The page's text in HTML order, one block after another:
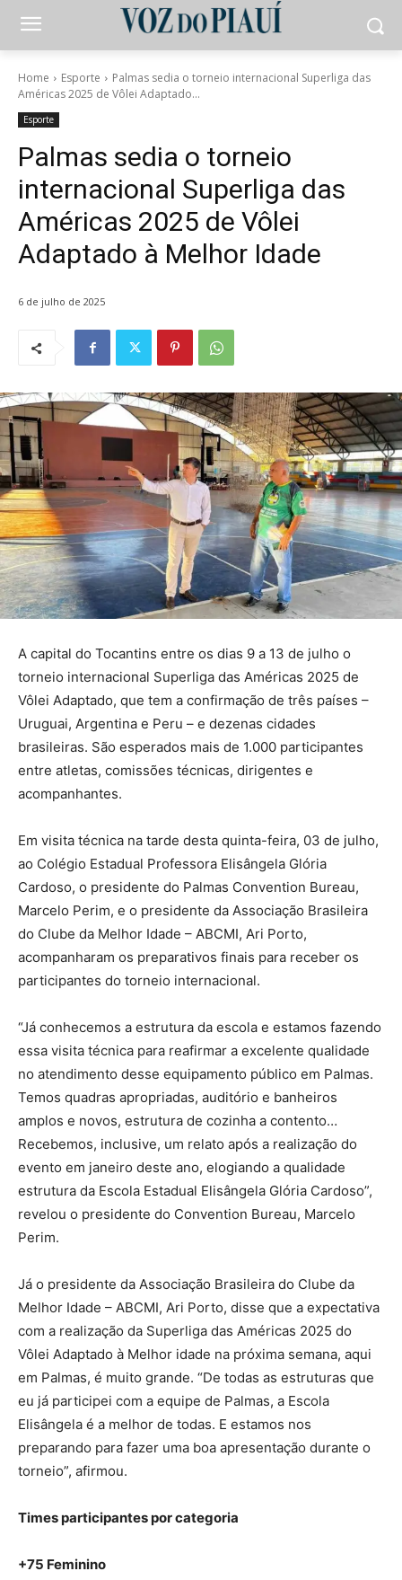
Home Esporte
Palmas sedia o torneio internacional Superliga das
Américas 2025 de Vôlei Adaptado...
Esporte
Palmas sedia o torneio
internacional Superliga das
Américas 2025 de Vôlei
Adaptado à Melhor Idade
6 de julho de 2025
A capital do Tocantins entre os dias 9 a 13 de julho o
torneio internacional Superliga das Américas 2025 de
Vôlei Adaptado, que tem a confirmação de três países –
Uruguai, Argentina e Peru – e dezenas cidades
brasileiras. São esperados mais de 1.000 participantes
entre atletas, comissões técnicas, dirigentes e
acompanhantes.
Em visita técnica na tarde desta quinta-feira, 03 de julho,
ao Colégio Estadual Professora Elisângela Glória
Cardoso, o presidente do Palmas Convention Bureau,
Marcelo Perim, e o presidente da Associação Brasileira
do Clube da Melhor Idade – ABCMI, Ari Porto,
acompanharam os preparativos finais para receber os
participantes do torneio internacional.
“Já conhecemos a estrutura da escola e estamos fazendo
essa visita técnica para reafirmar a excelente qualidade
no atendimento desse equipamento público em Palmas.
Temos quadras apropriadas, auditório e banheiros
amplos e novos, estrutura de cozinha a contento…
Recebemos, inclusive, um relato após a realização do
evento em janeiro deste ano, elogiando a qualidade
estrutura da Escola Estadual Elisângela Glória Cardoso”,
revelou o presidente do Convention Bureau, Marcelo
Perim.
Já o presidente da Associação Brasileira do Clube da
Melhor Idade – ABCMI, Ari Porto, disse que a expectativa
com a realização da Superliga das Américas 2025 do
Vôlei Adaptado à Melhor idade na próxima semana, aqui
em Palmas, é muito grande. “De todas as estruturas que
eu já participei com a equipe de Palmas, a Escola
Elisângela é a melhor de todas. E estamos nos
preparando para fazer uma boa apresentação durante o
torneio”, afirmou.
Times participantes por categoria
+75 Feminino